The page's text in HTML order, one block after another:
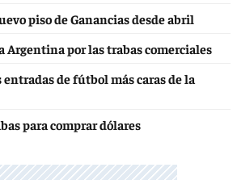
piso de Ganancias desde abril
Argentina por las trabas comerciales
de fútbol más caras de la
para comprar dólares